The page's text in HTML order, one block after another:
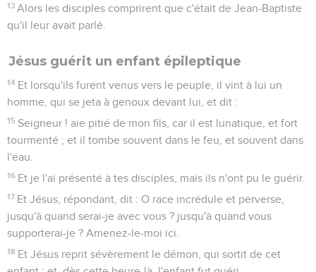
13 Alors les disciples comprirent que c'était de Jean-Baptiste
qu'il leur avait parlé.
Jésus guérit un enfant épileptique
14 Et lorsqu'ils furent venus vers le peuple, il vint à lui un
homme, qui se jeta à genoux devant lui, et dit :
15 Seigneur ! aie pitié de mon fils, car il est lunatique, et fort
tourmenté ; et il tombe souvent dans le feu, et souvent dans
l'eau.
16 Et je l'ai présenté à tes disciples, mais ils n'ont pu le guérir.
17 Et Jésus, répondant, dit : O race incrédule et perverse,
jusqu'à quand serai-je avec vous ? jusqu'à quand vous
supporterai-je ? Amenez-le-moi ici.
18 Et Jésus reprit sévèrement le démon, qui sortit de cet